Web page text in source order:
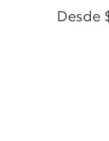
Desde